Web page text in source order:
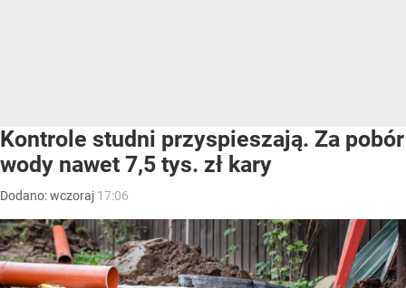
Kontrole studni przyspieszają. Za pobór
wody nawet 7,5 tys. zł kary
Dodano:wczoraj 17:06